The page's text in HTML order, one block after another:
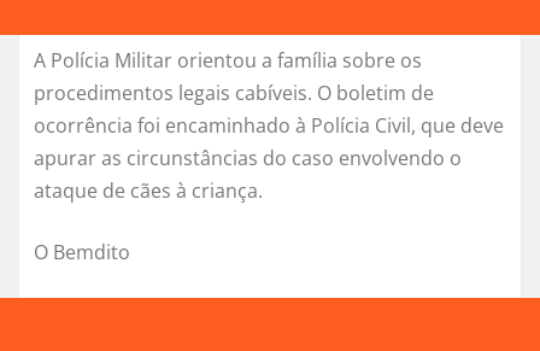
A Polícia Militar orientou a família sobre os
procedimentos legais cabíveis. O boletim de
ocorrência foi encaminhado à Polícia Civil, que deve
apurar as circunstâncias do caso envolvendo o
ataque de cães à criança.
O Bemdito